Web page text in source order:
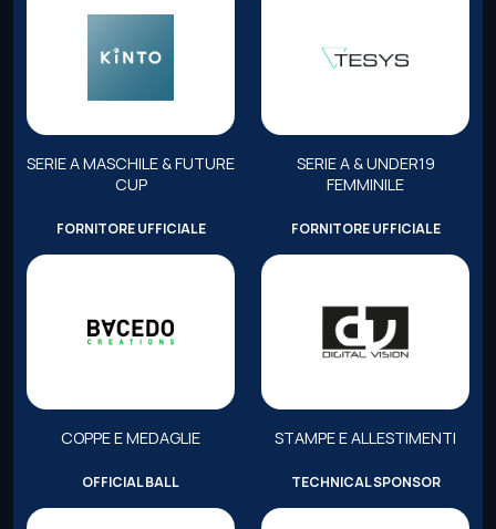
SERIE A MASCHILE & FUTURE
CUP
SERIE A & UNDER19
FEMMINILE
FORNITORE UFFICIALE
COPPE E MEDAGLIE
FORNITORE UFFICIALE
STAMPE E ALLESTIMENTI
OFFICIAL BALL TECHNICAL SPONSOR